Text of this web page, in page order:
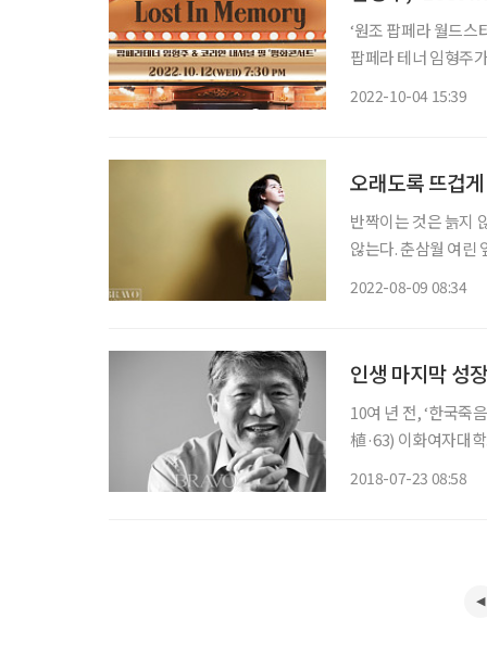
‘원조 팝페라 월드스
팝페라 테너 임형주
2022-10-04 15:39
오래도록 뜨겁
반짝이는 것은 늙지
않는다. 춘삼월 여린
2022-08-09 08:34
인생 마지막 성
10여 년 전, ‘한국죽
植·63) 이화여자대
2018-07-23 08:58